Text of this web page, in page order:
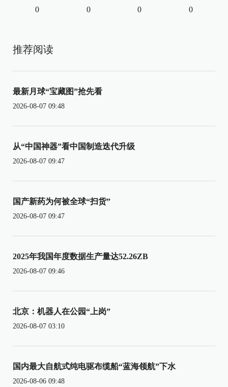
0 0 0 0
推荐阅读
最新月球“宝藏图”抢先看
2026-08-07 09:48
从“中国神器”看中国制造迭代升级
2026-08-07 09:47
国产新药为何被全球“扫货”
2026-08-07 09:47
2025年我国年度数据生产量达52.26ZB
2026-08-07 09:46
北京：机器人在公园“上岗”
2026-08-07 03:10
国内最大自航式纯电驱布缆船“蓝海领航”下水
2026-08-06 09:48